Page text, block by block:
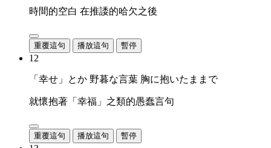
時間的空白 在推諉的哈欠之後
重覆這句 播放這句 暫停
12
「幸せ」とか 野暮な言葉 胸に抱いたままで
就懷抱著「幸福」之類的愚蠢言句
重覆這句 播放這句 暫停